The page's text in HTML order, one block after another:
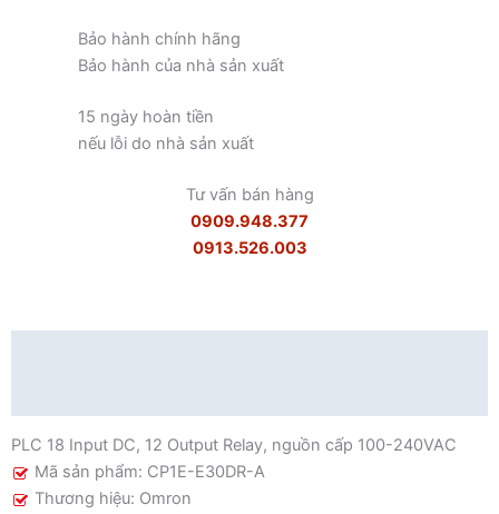
Bảo hành chính hãng
Bảo hành của nhà sản xuất
15 ngày hoàn tiền
nếu lỗi do nhà sản xuất
Tư vấn bán hàng
0909.948.377
0913.526.003
PLC 18 Input DC, 12 Output Relay, nguồn cấp 100-240VAC
Mã sản phẩm: CP1E-E30DR-A
Thương hiệu: Omron